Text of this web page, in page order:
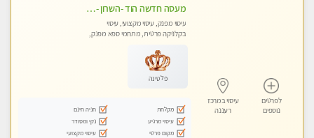
לפרטים
נוספים
עיסוי במרכז
רעננה
מעסה חדשה הוד -השרון -כל סוגי העיסויים מעסה מקצועית ואיכותית פרטי!!!מומלץ לחלוטין!!
עיסוי מפנק, עיסוי מקצועי, עיסוי
בקלניקה פרטית, מתחמי ספא מפנק,
פלטינה
מקלחת
חניה חינם
עיסוי מרגיע
נקי ומסודר
מקום פרטי
עיסוי מקצועי